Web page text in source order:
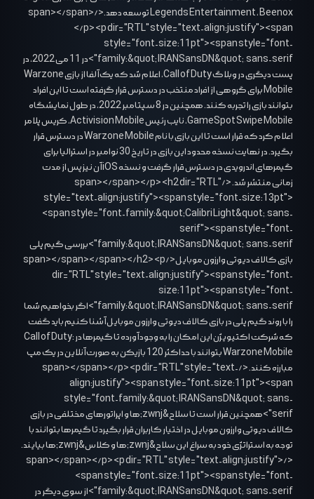
Legends Entertainment ، Beenox توسعه دهد.</span></span>
</p> <p dir="RTL" style="text-align:justify"><span
style="font-size:11pt"><span style="font-
family:&quot;IRANSansDN&quot;,sans-serif">در 11 می 2022، در
پست دیگری در وبلاگ Call of Duty، اعلام شد که یک آلفا از بازی Warzone
Mobile برای گروهی از افراد منتخب در دسترس قرار گرفته است تا این افراد
بتوانند بازی را تجربه کنند. همچنین در 8 سپتامبر 2022، در طول نمایشگاه
GameSpot Swipe Mobile، نایب رئیس Activision Mobile، کریس پلامر
اعلام کرد که قرار است تا این بازی با نام Warzone Mobile در دسترس قرار
بگیرد. در نهایت نسخه محدود این بازی در تاریخ 30 نوامبر در استرالیا برای
گیمرهای اندرویدی در دسترس قرار گرفت و نسخه iOS آن نیز پس از مدت
زمانی منتشر شد. </span></span></p> <h2 dir="RTL"
style="text-align:justify"><span style="font-size:13pt">
<span style="font-family:&quot;Calibri Light&quot;,sans-
serif"><span style="font-
family:&quot;IRANSansDN&quot;,sans-serif">بررسی گیم پلی
بازی کالاف دیوتی وارزون موبایل</span></span></span></h2> <p
dir="RTL" style="text-align:justify"><span style="font-
size:11pt"><span style="font-
family:&quot;IRANSansDN&quot;,sans-serif">اگر بخواهیم شما
را با روند گیم پلی در بازی کالاف دیوتی وارزون موبایل آشنا کنیم باید گفت
که شرکت اکتیویژن این امکان را به وجود آورده تا گیمرها در Call of Duty:
Warzone Mobile بتوانند با حداکثر 120 بازیکن به صورت آنلاین در یک مپ
مبارزه کنند. </span></span></p> <p dir="RTL" style="text-
align:justify"><span style="font-size:11pt"><span
style="font-family:&quot;IRANSansDN&quot;,sans-
serif">همچنین قرار است تا سلاح&zwnj;ها و اپراتورهای مختلفی در بازی
کالاف دیوتی وارزون موبایل در اختیار کاربران قرار بگیرد تا گیمرها بتوانند با
توجه به استراتژی خود به سراغ این سلاح&zwnj;ها و کلاس&zwnj;ها بیایند.
</span></span></p> <p dir="RTL" style="text-align:justify">
<span style="font-size:11pt"><span style="font-
family:&quot;IRANSansDN&quot;,sans-serif">از سوی دیگر در